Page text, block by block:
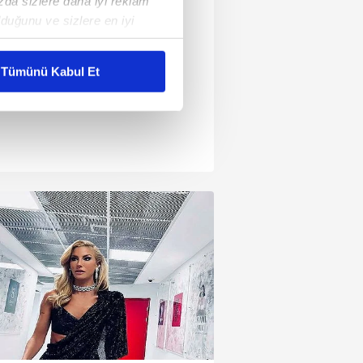
ve sizlere en iyi
karşılamak
kullanılmaktadır. Bu
sunulması
detaylı bilgi için Ayarlar
ve sitemizde ilgili
Tümünü Kabul Et